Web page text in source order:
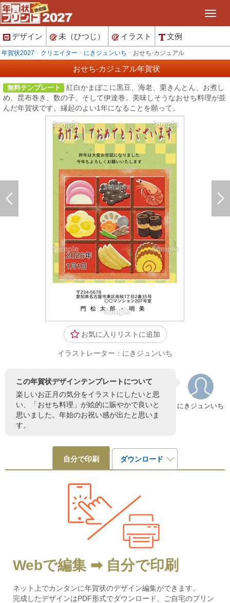
デザイン 未（ひつじ） イラスト 文例
年賀状2027 クリエイター にきジュンいち おせち-カジュアル
おせち-カジュアル年賀状
無料テンプレート
紅白かまぼこに黒豆、海老、栗きんとん、お煮し
め、昆布巻き、数の子、そして伊達巻。美味しそうなおせち料理が並
んだ年賀状です。縁起のよい1年になることを願って。
お気に入りリストに追加
イラストレーター：にきジュンいち
にきジュンいち
この年賀状デザインテンプレートについて
楽しいお正月の気分をイラストにしたいと思
い、「おせち料理」が絵的に賑やかで良いと
思いました。年始のお祝い感が出たと思いま
す。
自分で印刷 ダウンロード
Webで編集 ➡ 自分で印刷
ネット上でカンタンに年賀状のデザイン編集ができます。
完成したデザインはPDF形式でダウンロード、ご自宅のプリン